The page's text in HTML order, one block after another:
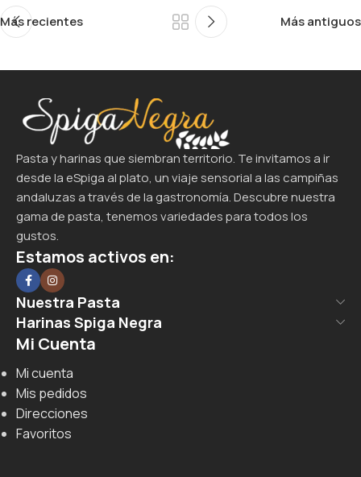
Más recientes Más antiguos
Pasta y harinas que siembran territorio. Te invitamos a ir
desde la eSpiga al plato, un viaje sensorial a las campiñas
andaluzas a través de la gastronomía. Descubre nuestra
gama de pasta, tenemos variedades para todos los
gustos.
Estamos activos en:
Nuestra Pasta
Harinas Spiga Negra
Mi Cuenta
Mi cuenta
Mis pedidos
Direcciones
Favoritos